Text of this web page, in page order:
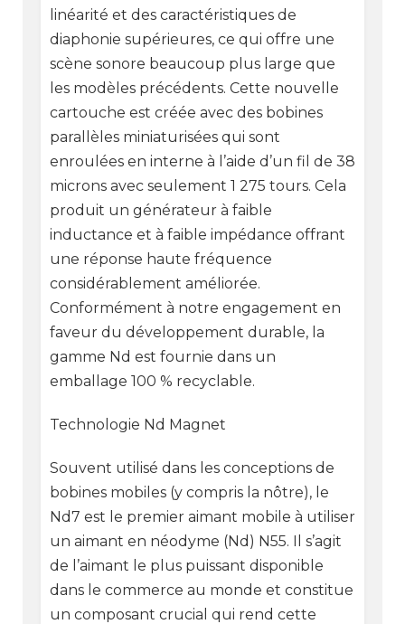
linéarité et des caractéristiques de
diaphonie supérieures, ce qui offre une
scène sonore beaucoup plus large que
les modèles précédents. Cette nouvelle
cartouche est créée avec des bobines
parallèles miniaturisées qui sont
enroulées en interne à l’aide d’un fil de 38
microns avec seulement 1 275 tours. Cela
produit un générateur à faible
inductance et à faible impédance offrant
une réponse haute fréquence
considérablement améliorée.
Conformément à notre engagement en
faveur du développement durable, la
gamme Nd est fournie dans un
emballage 100 % recyclable.
Technologie Nd Magnet
Souvent utilisé dans les conceptions de
bobines mobiles (y compris la nôtre), le
Nd7 est le premier aimant mobile à utiliser
un aimant en néodyme (Nd) N55. Il s’agit
de l’aimant le plus puissant disponible
dans le commerce au monde et constitue
un composant crucial qui rend cette